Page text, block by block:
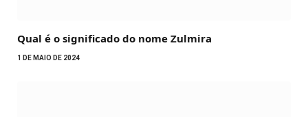
Qual é o significado do nome Zulmira
1 DE MAIO DE 2024